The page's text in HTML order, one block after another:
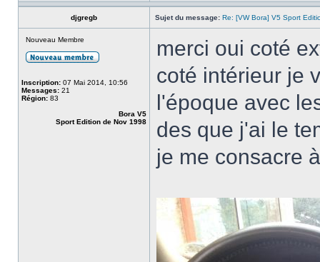
djgregb Sujet du message: Re: [VW Bora] V5 Sport
Nouveau Membre
Inscription: 07 Mai 2014, 10:56
Messages: 21
Région: 83
Bora V5
Sport Edition de Nov 1998
merci oui coté
coté intérieur je
l'époque avec
des que j'ai le
je me consacre